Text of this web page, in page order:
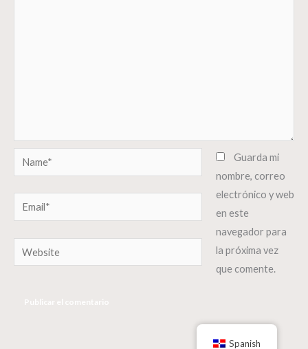
Name*
Email*
Website
Guarda mi
nombre, correo
electrónico y web
en este
navegador para
la próxima vez
que comente.
Spanish